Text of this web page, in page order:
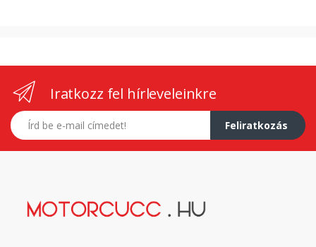
Iratkozz fel hírleveleinkre
E-mail címed
Feliratkozás